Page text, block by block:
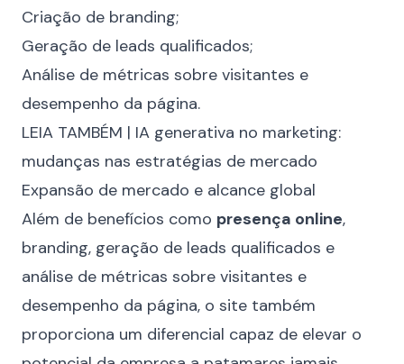
Criação de branding;
Geração de leads qualificados;
Análise de métricas sobre visitantes e
desempenho da página.
LEIA TAMBÉM | IA generativa no marketing:
mudanças nas estratégias de mercado
Expansão de mercado e alcance global
Além de benefícios como presença online,
branding, geração de leads qualificados e
análise de métricas sobre visitantes e
desempenho da página, o site também
proporciona um diferencial capaz de elevar o